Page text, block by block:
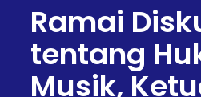
Ramai
tentang
Musik,